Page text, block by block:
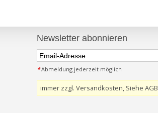
Newsletter abonnieren
*Abmeldung jederzeit möglich
immer zzgl. Versandkosten, Siehe AGB